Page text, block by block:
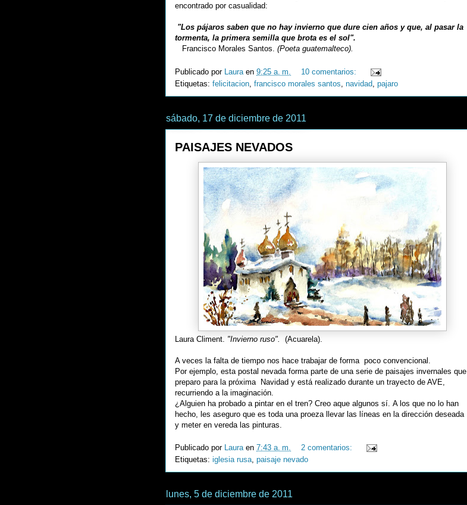
encontrado por casualidad:
"Los pájaros saben que no hay invierno que dure cien años y que, al pasar la
tormenta, la primera semilla que brota es el sol".
Francisco Morales Santos. (Poeta guatemalteco).
Publicado por Laura en 9:25 a. m.
10 comentarios:
Etiquetas: felicitacion francisco morales santos navidad pajaro
sábado, 17 de diciembre de 2011
PAISAJES NEVADOS
Laura Climent. "Invierno ruso". (Acuarela).
A veces la falta de tiempo nos hace trabajar de forma poco convencional.
Por ejemplo, esta postal nevada forma parte de una serie de paisajes invernales que
preparo para la próxima Navidad y está realizado durante un trayecto de AVE,
recurriendo a la imaginación.
¿Alguien ha probado a pintar en el tren? Creo aque algunos sí. A los que no lo han
hecho, les aseguro que es toda una proeza llevar las líneas en la dirección deseada
y meter en vereda las pinturas.
Publicado por Laura en 7:43 a. m.
2 comentarios:
Etiquetas: iglesia rusa, paisaje nevado
lunes, 5 de diciembre de 2011